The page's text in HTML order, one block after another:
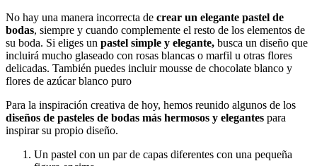
No hay una manera incorrecta de crear un elegante pastel de
bodas, siempre y cuando complemente el resto de los elementos de
su boda. Si eliges un pastel simple y elegante, busca un diseño que
incluirá mucho glaseado con rosas blancas o marfil u otras flores
delicadas. También puedes incluir mousse de chocolate blanco y
flores de azúcar blanco puro
Para la inspiración creativa de hoy, hemos reunido algunos de los
diseños de pasteles de bodas más hermosos y elegantes para
inspirar su propio diseño.
Un pastel con un par de capas diferentes con una pequeña